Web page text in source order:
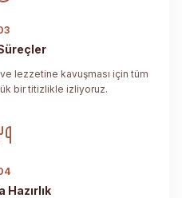
lezzetine kavuşması için tüm
bir titizlikle izliyoruz.
Hazırlık